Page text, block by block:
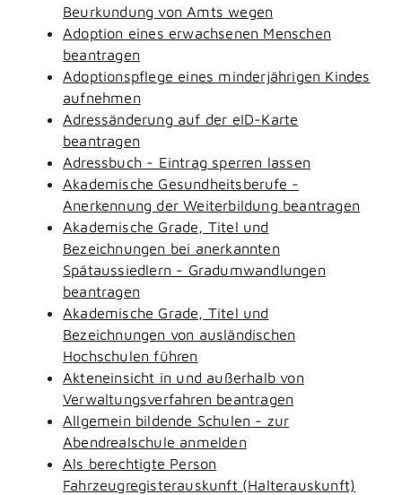
Beurkundung von Amts wegen
Adoption eines erwachsenen Menschen
beantragen
Adoptionspflege eines minderjährigen Kindes
aufnehmen
Adressänderung auf der eID-Karte
beantragen
Adressbuch - Eintrag sperren lassen
Akademische Gesundheitsberufe -
Anerkennung der Weiterbildung beantragen
Akademische Grade, Titel und
Bezeichnungen bei anerkannten
Spätaussiedlern - Gradumwandlungen
beantragen
Akademische Grade, Titel und
Bezeichnungen von ausländischen
Hochschulen führen
Akteneinsicht in und außerhalb von
Verwaltungsverfahren beantragen
Allgemein bildende Schulen - zur
Abendrealschule anmelden
Als berechtigte Person
Fahrzeugregisterauskunft (Halterauskunft)